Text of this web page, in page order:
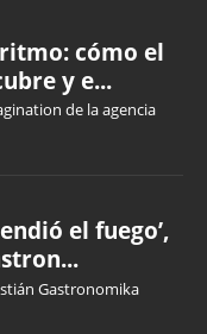
cómo el
y e...
de la agencia
el fuego’,
Gastronomika